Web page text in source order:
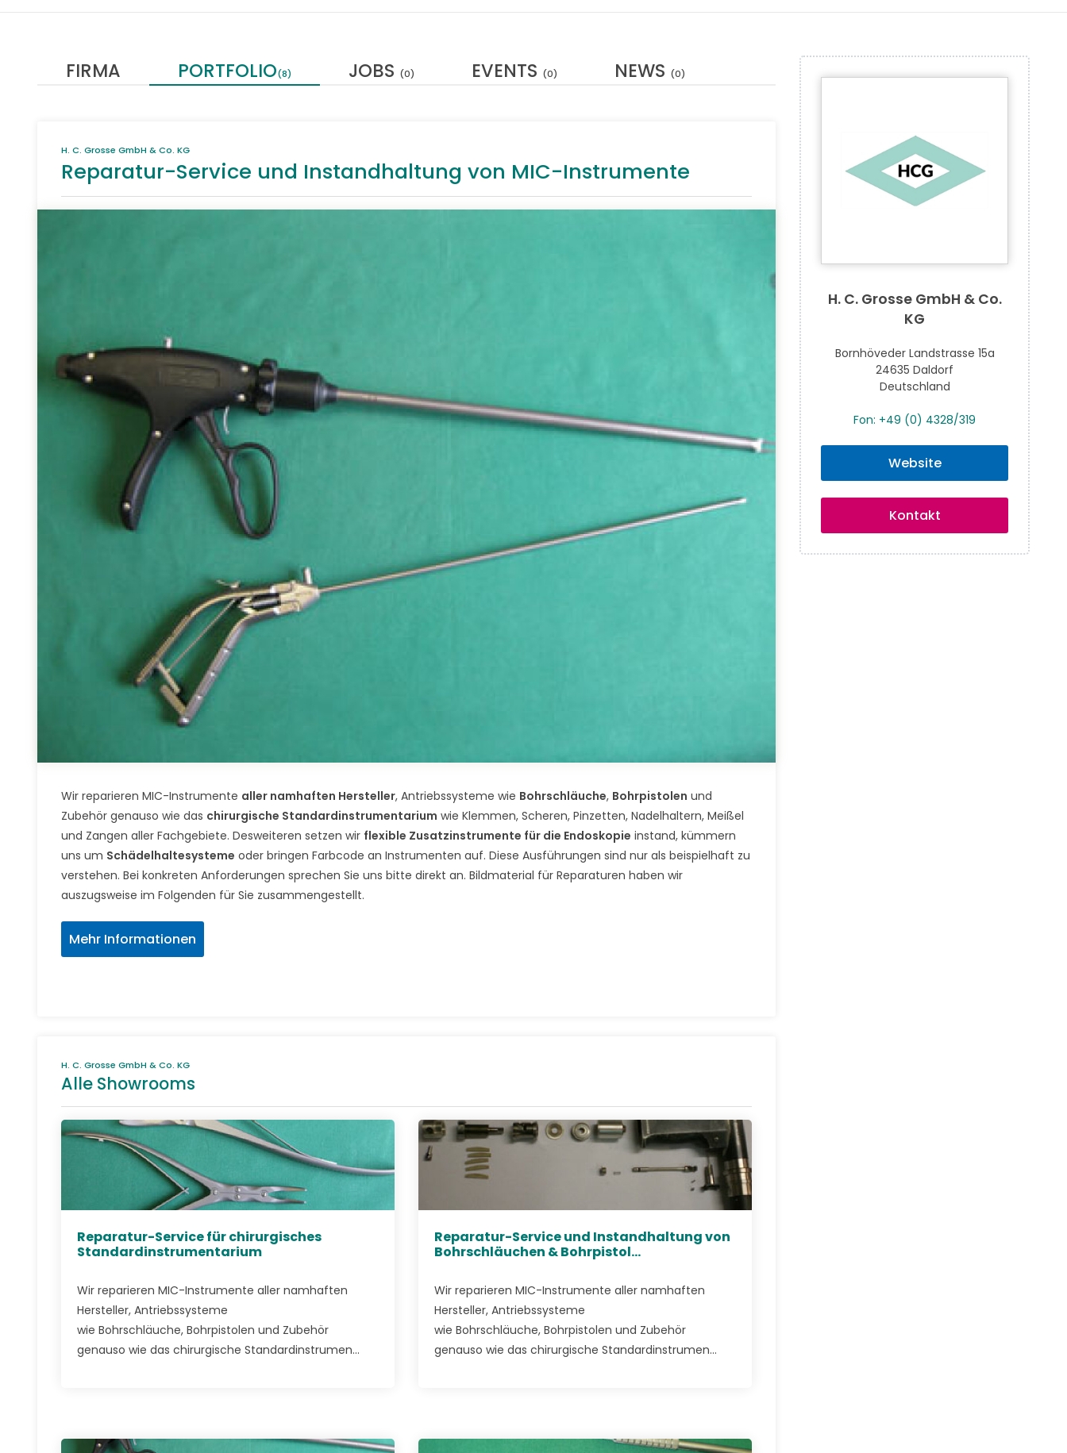
FIRMA PORTFOLIO(8) JOBS (0) EVENTS (0) NEWS (0)
H. C. Grosse GmbH & Co. KG
Reparatur-Service und Instandhaltung von MIC-Instrumente
Wir reparieren MIC-Instrumente aller namhaften Hersteller, Antriebssysteme wie Bohrschläuche, Bohrpistolen und
Zubehör genauso wie das chirurgische Standardinstrumentarium wie Klemmen, Scheren, Pinzetten, Nadelhaltern, Meißel
und Zangen aller Fachgebiete. Desweiteren setzen wir flexible Zusatzinstrumente für die Endoskopie instand, kümmern
uns um Schädelhaltesysteme oder bringen Farbcode an Instrumenten auf. Diese Ausführungen sind nur als beispielhaft zu
verstehen. Bei konkreten Anforderungen sprechen Sie uns bitte direkt an. Bildmaterial für Reparaturen haben wir
auszugsweise im Folgenden für Sie zusammengestellt.
Mehr Informationen
H. C. Grosse GmbH & Co. KG
Alle Showrooms
Reparatur-Service für chirurgisches
Standardinstrumentarium
Wir reparieren MIC-Instrumente aller namhaften
Hersteller, Antriebssysteme
wie Bohrschläuche, Bohrpistolen und Zubehör
genauso wie das chirurgische Standardinstrumen...
Reparatur-Service und Instandhaltung von
Bohrschläuchen & Bohrpistol...
Wir reparieren MIC-Instrumente aller namhaften
Hersteller, Antriebssysteme
wie Bohrschläuche, Bohrpistolen und Zubehör
genauso wie das chirurgische Standardinstrumen...
H. C. Grosse GmbH & Co.
KG
Bornhöveder Landstrasse 15a
24635 Daldorf
Deutschland
Fon: +49 (0) 4328/319
Website
Kontakt